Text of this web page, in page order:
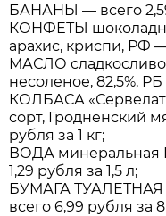
БАНАНЫ — всего
КОНФЕТЫ
арахис, криспи, РФ —
МАСЛО
несоленое, 82,5%,
КОЛБАСА
сорт, Гродненский
рубля за 1 кг;
ВОДА минеральная
1,29 рубля за 1,5 л;
БУМАГА ТУАЛЕТНАЯ
всего 6,99 рубля за